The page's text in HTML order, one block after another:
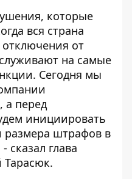
которые
вся страна
от
на самые
Сегодня мы
перед
инициировать
размера штрафов в
сказал глава